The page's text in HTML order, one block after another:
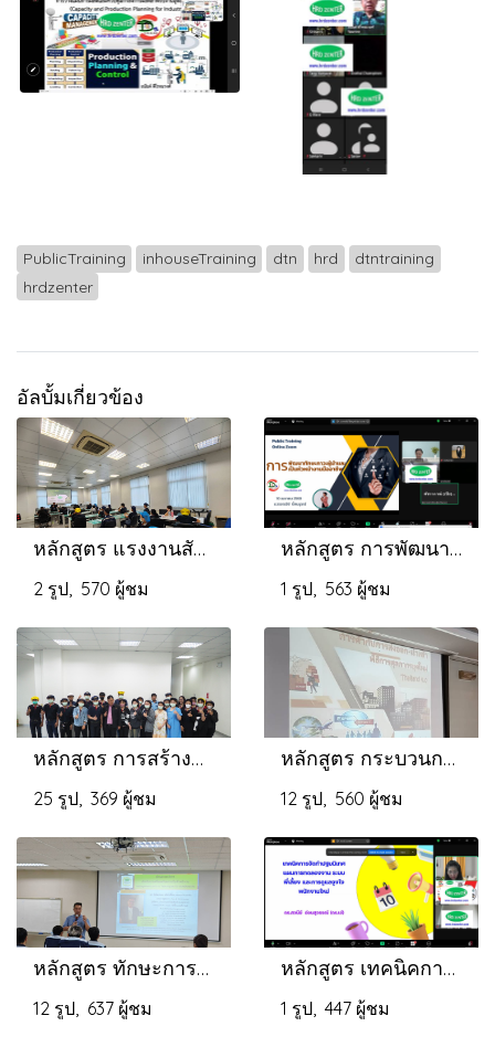
PublicTraining inhouseTraining dtn hrd
dtntraining
hrdzenter
อัลบั้มเกี่ยวข้อง
หลักสูตร แรงงานสัมพันธ์ กฎหมายแรงงาน และการสร้างความผูกพันของพนักงานต่อองค์กร เพื่อลดการลาออกของพนักงาน
2 รูป, 570 ผู้ชม
หลักสูตร การพัฒนาทักษะภาวะผู้นำและการเป็นหัวหน้างานมืออาชีพ
1 รูป, 563 ผู้ชม
หลักสูตร การสร้างจิตสำนึกความปลอดภัยในการทำงาน
25 รูป, 369 ผู้ชม
หลักสูตร กระบวนการนำเข้าส่งออกภาษีศุลกากร และข้อตกลงการค้าระหว่างประเทศ
12 รูป, 560 ผู้ชม
หลักสูตร ทักษะการบริหารสำหรับการเตรียมพร้อมการเป็นหัวหน้างาน
12 รูป, 637 ผู้ชม
หลักสูตร เทคนิคการจัดทำปฐมนิเทศ แผนการทดลองงาน ระบบพี่เลี้ยง และการดูแลจูงใจพนักงานใหม่
1 รูป, 447 ผู้ชม